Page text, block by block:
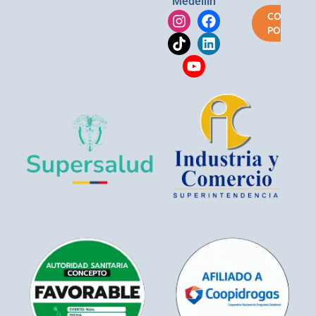
COMPRA
POR